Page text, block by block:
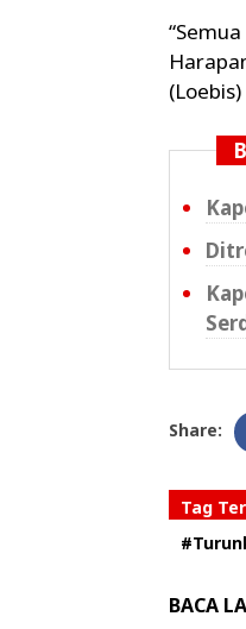
(Loebis)
Share:
Tag
BACA